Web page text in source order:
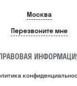
Москва
Перезвоните мне